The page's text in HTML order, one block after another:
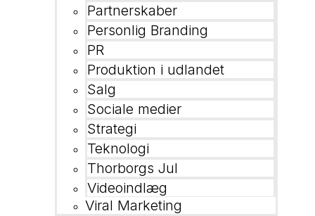
Partnerskaber
Personlig Branding
PR
Produktion i udlandet
Salg
Sociale medier
Strategi
Teknologi
Thorborgs Jul
Videoindlæg
Viral Marketing